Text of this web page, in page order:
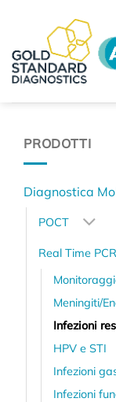
contenuti
PRODOTTI
Diagnostica
POCT
Real Time PCR
Meningiti/
Infezioni
HPV e STI
Infezioni
Infezioni